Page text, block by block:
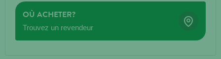
OÙ ACHETER?
Trouvez un revendeur